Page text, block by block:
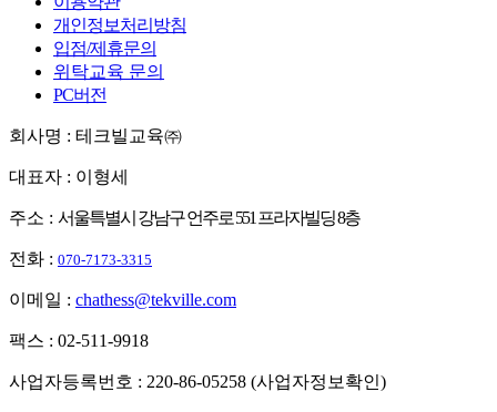
개인정보처리방침
입점/제휴문의
위탁교육 문의
PC버전
회사명 : 테크빌교육㈜
대표자 : 이형세
주소 : 서울특별시 강남구 언주로 551 프라자빌딩 8층
전화 : 070-7173-3315
이메일 : chathess@tekville.com
팩스 : 02-511-9918
사업자등록번호 : 220-86-05258 (사업자정보확인)